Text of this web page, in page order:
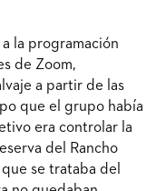
la programación
de Zoom,
a partir de las
que el grupo había
era controlar la
del Rancho
se trataba del